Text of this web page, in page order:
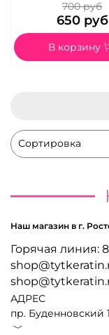
700 руб
650 руб
В корзину
Наш магазин в г.
Горячая линия:
АДРЕС
пр. Буденновский
﹀